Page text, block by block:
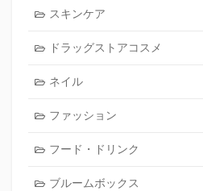
スキンケア
ドラッグストアコスメ
ネイル
ファッション
フード・ドリンク
ブルームボックス